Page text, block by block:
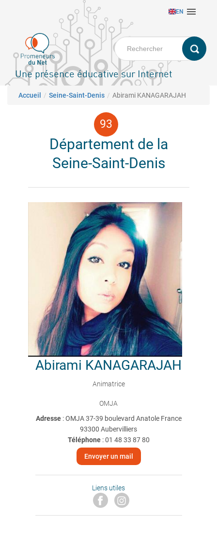
principal
EN 
Une présence éducative sur Internet
Fil d'Ariane
Accueil Seine-Saint-Denis Abirami KANAGARAJAH
Département de la
Seine-Saint-Denis
Abirami KANAGARAJAH
Animatrice
OMJA
Adresse : OMJA 37-39 boulevard Anatole France
93300 Aubervilliers
Téléphone:01 48 33 87 80
Envoyer un mail
Liens utiles